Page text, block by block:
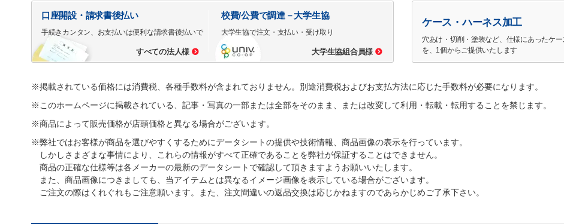
口座開設・請求書後払い
手続きカンタン、お支払いは便利な請求書後払いで
すべての法人様
校費/公費で調達－大学生協
大学生協で注文・支払い・受け取り
大学生協組合員様
ケース・ハーネス加工
穴あけ・切削・塗装など、仕様にあったケ
を、1個からご提供いたします
※掲載されている価格には消費税、各種手数料が含まれておりません。別途消費税およびお支払方法に応じた手数料が必要になります。
※このホームページに掲載されている、記事・写真の一部または全部をそのまま、または改変して利用・転載・転用することを禁じます。
※商品によって販売価格が店頭価格と異なる場合がございます。
※弊社ではお客様が商品を選びやすくするためにデータシートの提供や技術情報、商品画像の表示を行っています。
しかしさまざまな事情により、これらの情報がすべて正確であることを弊社が保証することはできません。
商品の正確な仕様等は各メーカーの最新のデータシートで確認して頂きますようお願いいたします。
また、商品画像につきましても、当アイテムとは異なるイメージ画像を表示している場合がございます。
ご注文の際はくれぐれもご注意願います。また、注文間違いの返品交換は応じかねますのであらかじめご了承下さい。